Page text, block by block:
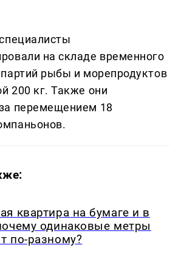
на складе временного
рыбы и морепродуктов
200 кг. Также они
перемещением 18
квартира на бумаге и в
одинаковые метры
по-разному?